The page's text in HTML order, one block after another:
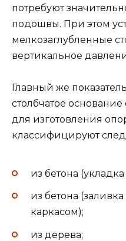
потребуют
подошвы. При этом
мелкозаглубленные
вертикальное
Главный же
столбчатое
для изготовления
классифицируют
из бетона
из бетона
каркасом);
из дерева;